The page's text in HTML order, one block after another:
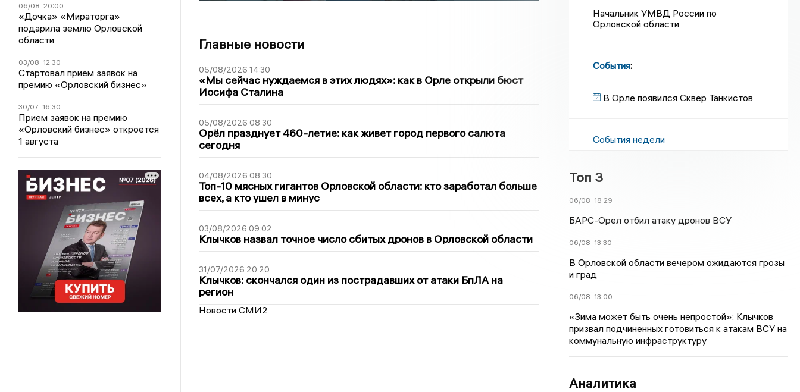
06/08 20:00
«Дочка» «Мираторга»
подарила землю Орловской
области
03/08 12:30
Стартовал прием заявок на
премию «Орловский бизнес»
30/07 16:30
Прием заявок на премию
«Орловский бизнес» откроется
1 августа
Главные новости
05/08/2026 14:30
«Мы сейчас нуждаемся в этих людях»: как в Орле открыли бюст
Иосифа Сталина
05/08/2026 08:30
Орёл празднует 460-летие: как живет город первого салюта
сегодня
04/08/2026 08:30
Топ-10 мясных гигантов Орловской области: кто заработал больше
всех, а кто ушел в минус
03/08/2026 09:02
Клычков назвал точное число сбитых дронов в Орловской области
31/07/2026 20:20
Клычков: скончался один из пострадавших от атаки БпЛА на
регион
Новости СМИ2
Начальник УМВД России по
Орловской области
События:
В Орле появился Сквер Танкистов
События недели
Топ 3
06/08 18:29
БАРС-Орел отбил атаку дронов ВСУ
06/08 13:30
В Орловской области вечером ожидаются грозы
и град
06/08 13:00
«Зима может быть очень непростой»: Клычков
призвал подчиненных готовиться к атакам ВСУ на
коммунальную инфраструктуру
Аналитика